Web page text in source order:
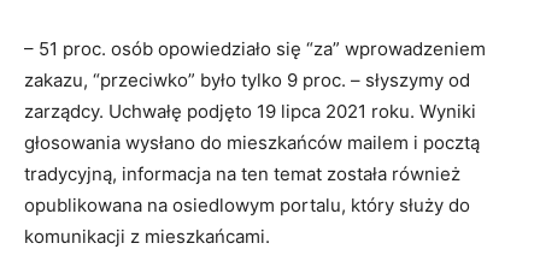
– 51 proc. osób opowiedziało się “za” wprowadzeniem
zakazu, “przeciwko” było tylko 9 proc. – słyszymy od
zarządcy. Uchwałę podjęto 19 lipca 2021 roku. Wyniki
głosowania wysłano do mieszkańców mailem i pocztą
tradycyjną, informacja na ten temat została również
opublikowana na osiedlowym portalu, który służy do
komunikacji z mieszkańcami.